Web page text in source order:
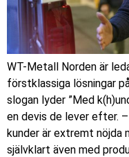
WT-Metall Norden är
förstklassiga lösningar
slogan lyder ”Med
en devis de lever efter.
kunder är extremt nöjda
självklart även med